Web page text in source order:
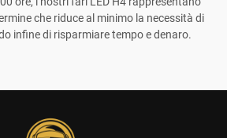
che riduce al minimo la necessità di
infine di risparmiare tempo e denaro.